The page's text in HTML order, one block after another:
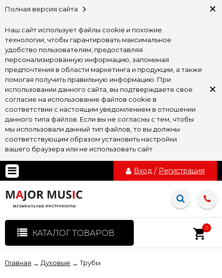
Полная версия сайта ×
Наш сайт использует файлы cookie и похожие
технологии, чтобы гарантировать максимальное
удобство пользователям, предоставляя
персонализированную информацию, запоминая
предпочтения в области маркетинга и продукции, а также
помогая получить правильную информацию. При
использовании данного сайта, вы подтверждаете свое
согласие на использование файлов cookie в
соответствии с настоящим уведомлением в отношении
данного типа файлов. Если вы не согласны с тем, чтобы
мы использовали данный тип файлов, то вы должны
соответствующим образом установить настройки
вашего браузера или не использовать сайт
×
Вход / Регистрация
КАТАЛОГ ТОВАРОВ
0
Главная → Духовые → Трубы